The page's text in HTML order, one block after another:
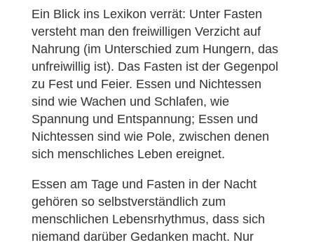
Ein Blick ins Lexikon verrät: Unter Fasten
versteht man den freiwilligen Verzicht auf
Nahrung (im Unterschied zum Hungern, das
unfreiwillig ist). Das Fasten ist der Gegenpol
zu Fest und Feier. Essen und Nichtessen
sind wie Wachen und Schlafen, wie
Spannung und Entspannung; Essen und
Nichtessen sind wie Pole, zwischen denen
sich menschliches Leben ereignet.
Essen am Tage und Fasten in der Nacht
gehören so selbstverständlich zum
menschlichen Lebensrhythmus, dass sich
niemand darüber Gedanken macht. Nur